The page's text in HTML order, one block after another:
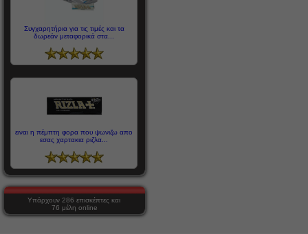
Συγχαρητήρια για τις τιμές και τα
δωρεάν μεταφορικά στα...
ειναι η πέμπτη φορα που ψωνιζω απο
εσας χαρτακια ριζλα...
Υπάρχουν 286 επισκέπτες και
76 μέλη online